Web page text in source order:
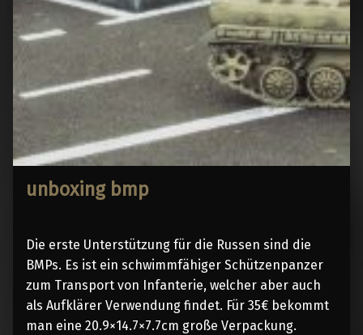
unboxing bmp
Die erste Unterstützung für die Russen sind die
BMPs. Es ist ein schwimmfähiger Schützenpanzer
zum Transport von Infanterie, welcher aber auch
als Aufklärer Verwendung findet. Für 35€ bekommt
man eine 20.9×14.7×7.7cm große Verpackung.